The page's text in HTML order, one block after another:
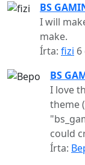
BS
I will
make.
Írta: fizi 6
BS
I love
theme
could
Írta: